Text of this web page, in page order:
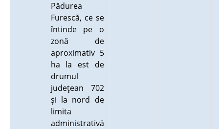
Pădurea
Furescă, ce se
întinde pe o
zonă de
aproximativ 5
ha la est de
drumul
judeţean 702
şi la nord de
limita
administrativă